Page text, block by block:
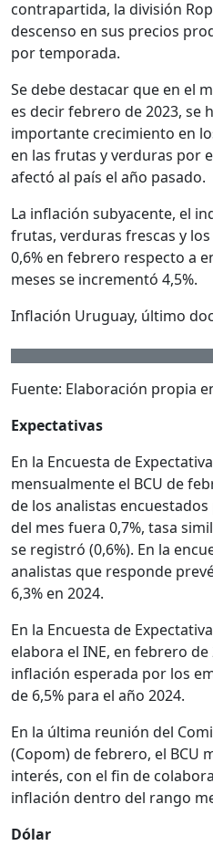
contrapartida, la división
descenso en sus precios
por temporada.
Se debe destacar que en el
es decir febrero de 2023, se
importante crecimiento en
en las frutas y verduras por
afectó al país el año pasado.
La inflación subyacente, el
frutas, verduras frescas y
0,6% en febrero respecto a
meses se incrementó 4,5%.
Inflación Uruguay, último
Fuente: Elaboración propia
Expectativas
En la Encuesta de
mensualmente el BCU de
de los analistas
del mes fuera 0,7%, tasa
se registró (0,6%). En la
analistas que responde
6,3% en 2024.
En la Encuesta de
elabora el INE, en febrero
inflación esperada por los
de 6,5% para el año 2024.
En la última reunión del
(Copom) de febrero, el BCU
interés, con el fin de
inflación dentro del rango
Dólar